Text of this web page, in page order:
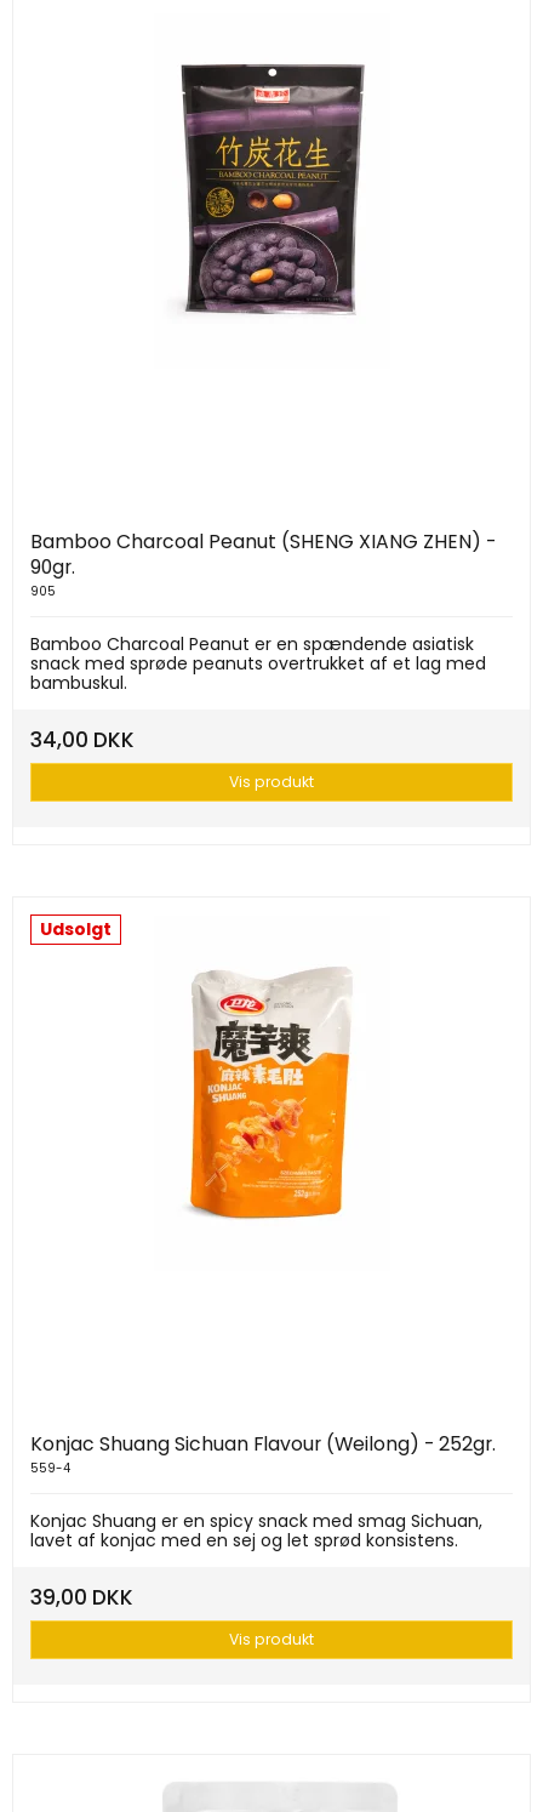
Bamboo Charcoal Peanut (SHENG XIANG ZHEN) -
90gr.
905
Bamboo Charcoal Peanut er en spændende asiatisk
snack med sprøde peanuts overtrukket af et lag med
bambuskul.
34,00 DKK
Vis produkt
Udsolgt
Konjac Shuang Sichuan Flavour (Weilong) - 252gr.
559-4
Konjac Shuang er en spicy snack med smag Sichuan,
lavet af konjac med en sej og let sprød konsistens.
39,00 DKK
Vis produkt